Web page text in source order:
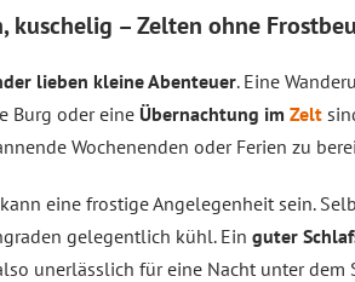
kuschelig – Zelten ohne
lieben kleine Abenteuer. Eine
Burg oder eine Übernachtung im Zelt
Wochenenden oder Ferien zu
eine frostige Angelegenheit sein.
gelegentlich kühl. Ein guter
unerlässlich für eine Nacht unter dem